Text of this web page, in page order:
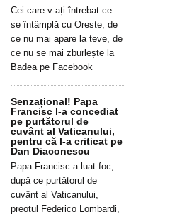
Cei care v-ați întrebat ce
se întâmplă cu Oreste, de
ce nu mai apare la teve, de
ce nu se mai zburlește la
Badea pe Facebook
Senzațional! Papa
Francisc l-a concediat
pe purtătorul de
cuvânt al Vaticanului,
pentru că l-a criticat pe
Dan Diaconescu
Papa Francisc a luat foc,
după ce purtătorul de
cuvânt al Vaticanului,
preotul Federico Lombardi,